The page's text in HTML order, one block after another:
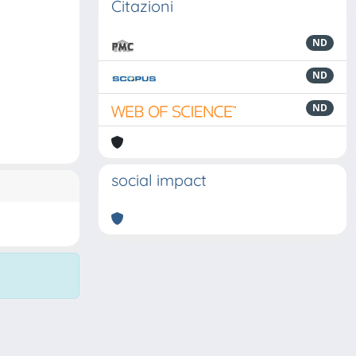
Citazioni
ND
ND
ND
social impact